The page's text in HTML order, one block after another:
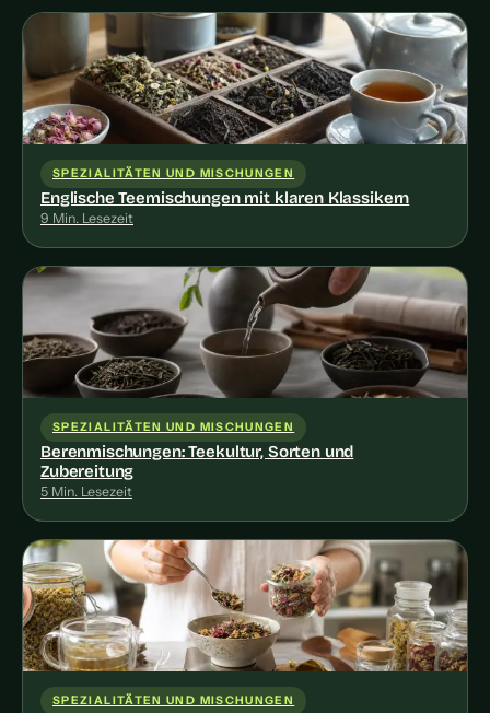
SPEZIALITÄTEN UND MISCHUNGEN
Englische Teemischungen mit klaren Klassikern
9 Min. Lesezeit
SPEZIALITÄTEN UND MISCHUNGEN
Berenmischungen: Teekultur, Sorten und
Zubereitung
5 Min. Lesezeit
SPEZIALITÄTEN UND MISCHUNGEN